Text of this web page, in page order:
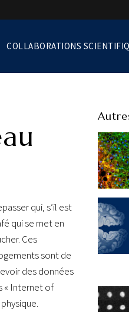
COLLABORATIONS
qui, s’il est
qui se met en
Ces
sont de
des données
« Internet of